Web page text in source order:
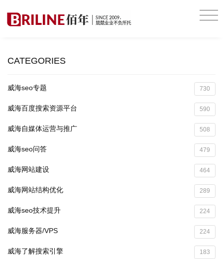
CATEGORIES
威海seo专题 730
威海百度搜索资源平台 590
威海自媒体运营与推广 508
威海seo问答 479
威海网站建设 464
威海网站结构优化 289
威海seo技术提升 224
威海服务器/VPS 224
威海了解搜索引擎 183